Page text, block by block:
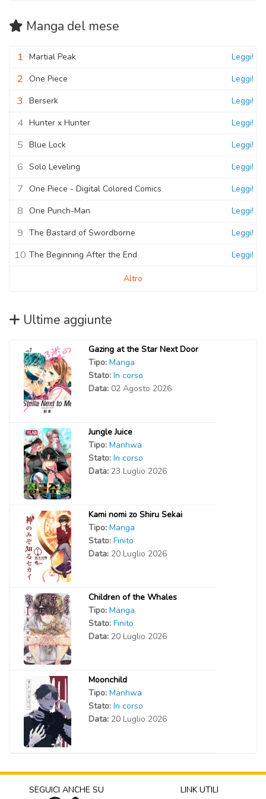
Capitolo 08 10 Novembre 2020
Capitolo 00
10 Novembre 2020
Manga del mese
1 Martial Peak Leggi!
2 One Piece Leggi!
3 Berserk Leggi!
4 Hunter x Hunter Leggi!
5 Blue Lock Leggi!
6 Solo Leveling Leggi!
7 One Piece - Digital Colored Comics Leggi!
8 One Punch-Man Leggi!
9 The Bastard of Swordborne Leggi!
10 The Beginning After the End Leggi!
Altro
Ultime aggiunte
Gazing at the Star Next Door
Tipo: Manga
Stato: In corso
Data: 02 Agosto 2026
Jungle Juice
Tipo: Manhwa
Stato: In corso
Data: 23 Luglio 2026
Kami nomi zo Shiru Sekai
Tipo: Manga
Stato: Finito
Data: 20 Luglio 2026
Children of the Whales
Tipo: Manga
Stato: Finito
Data: 20 Luglio 2026
Moonchild
Tipo: Manhwa
Stato: In corso
Data: 20 Luglio 2026
SEGUICI ANCHE SU
LINK UTILI